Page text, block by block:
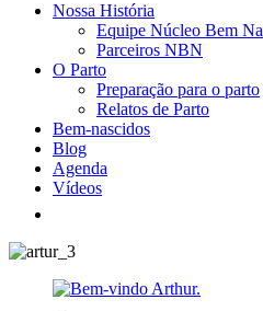
Nossa História
Equipe Núcleo Bem
Parceiros NBN
O Parto
Preparação para o parto
Relatos de Parto
Bem-nascidos
Blog
Agenda
Vídeos